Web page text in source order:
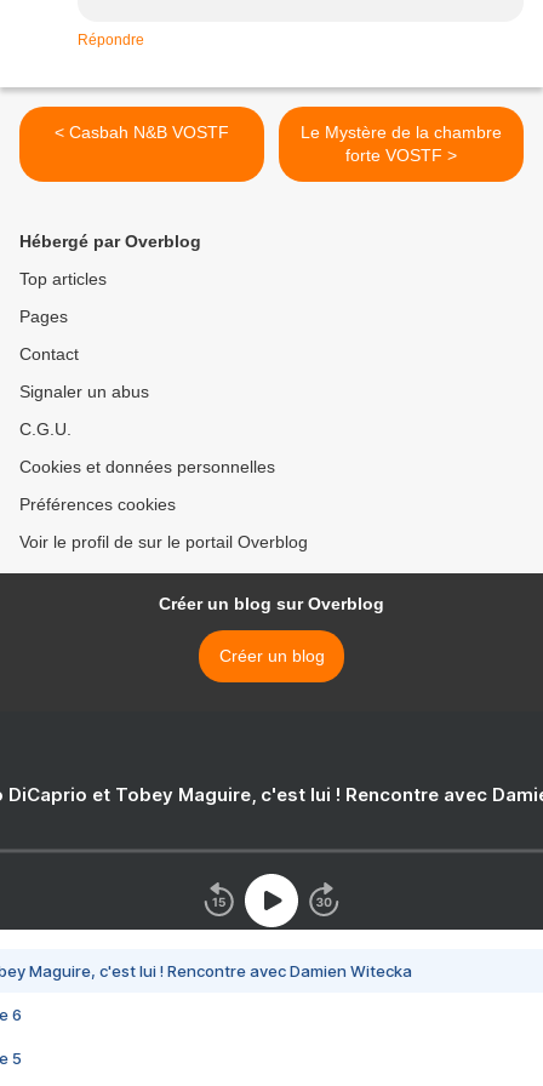
Répondre
< Casbah N&B VOSTF
Le Mystère de la chambre
forte VOSTF >
Hébergé par Overblog
Top articles
Pages
Contact
Signaler un abus
C.G.U.
Cookies et données personnelles
Préférences cookies
Voir le profil de sur le portail Overblog
Créer un blog sur Overblog
Créer un blog
DiCaprio et Tobey Maguire, c'est lui ! Rencontre avec
Maguire, c'est lui ! Rencontre avec Damien Witecka
6
5